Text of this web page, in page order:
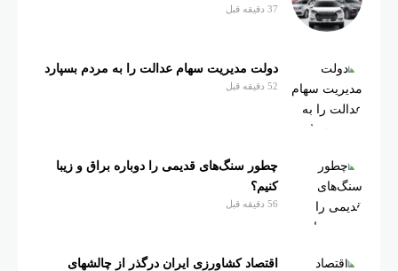
37 دقیقه قبل
دولت مدیریت سهام عدالت را به مردم بسپارد
52 دقیقه قبل
چطور سنگ‌های قدیمی را دوباره براق و زیبا
کنیم؟
اقتصاد کشاورزی ایران درگذر از چالشهای